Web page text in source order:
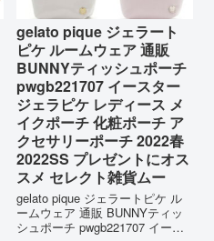
gelato pique ジェラート
ピケ ルームウェア 通販
BUNNYティッシュポーチ
pwgb221707 イースター
ジェラピケ レディース メ
イクポーチ 化粧ポーチ ア
クセサリーポーチ 2022春
2022SS プレゼントにオス
スメ セレクト雑貨ムー
gelato pique ジェラートピケ ル
ームウェア 通販 BUNNYティッ
シュポーチ pwgb221707 イース